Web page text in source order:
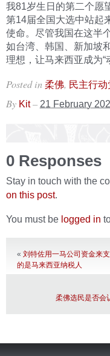
我81岁生日的第二个愿
第14届全国大选中站起
使命。尽管我国在这半
如台湾、韩国、新加坡
理想，让马来西亚成为“
Posted in 柔佛, 民主行动
By Kit – 21 February
0 Responses
Stay in touch with the
on this post.
You must be logged in
« 刘特佐用一马公司资金来
的是马来西亚纳税人
柔佛选民是否会